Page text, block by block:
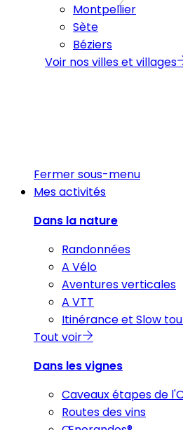
Montpellier
Sète
Béziers
Voir nos villes et villages
Fermer sous-menu
Mes activités
Dans la nature
Randonnées
A Vélo
Aventures verticales
A VTT
Itinérance et Slow
Tout voir
Dans les vignes
Caveaux étapes de
Routes des vins